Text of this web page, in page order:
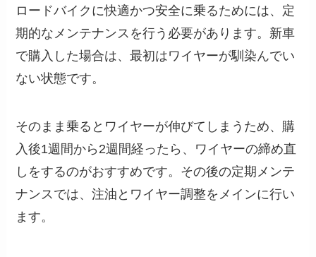
ロードバイクに快適かつ安全に乗るためには、定
期的なメンテナンスを行う必要があります。新車
で購入した場合は、最初はワイヤーが馴染んでい
ない状態です。
そのまま乗るとワイヤーが伸びてしまうため、購
入後1週間から2週間経ったら、ワイヤーの締め直
しをするのがおすすめです。その後の定期メンテ
ナンスでは、注油とワイヤー調整をメインに行い
ます。